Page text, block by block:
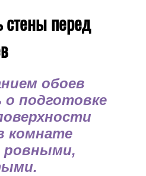
стены перед
обоев
о подготовке
комнате